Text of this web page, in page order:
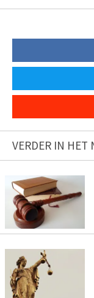
VERDER IN HET